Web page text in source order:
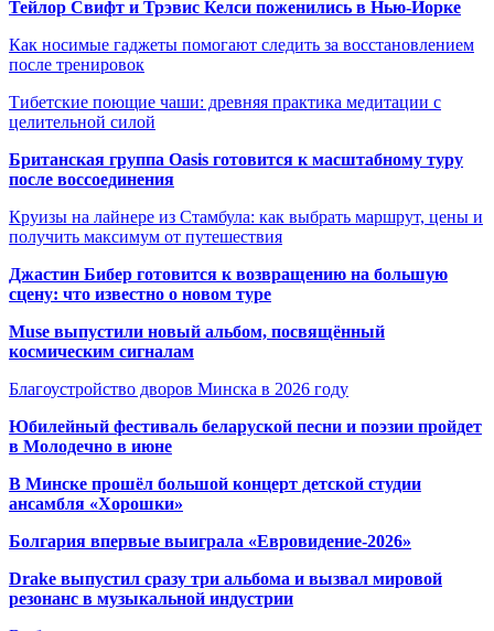
Тейлор Свифт и Трэвис Келси поженились в Нью-Йорке
Как носимые гаджеты помогают следить за восстановлением
после тренировок
Тибетские поющие чаши: древняя практика медитации с
целительной силой
Британская группа Oasis готовится к масштабному туру
после воссоединения
Круизы на лайнере из Стамбула: как выбрать маршрут, цены и
получить максимум от путешествия
Джастин Бибер готовится к возвращению на большую
сцену: что известно о новом туре
Muse выпустили новый альбом, посвящённый
космическим сигналам
Благоустройство дворов Минска в 2026 году
Юбилейный фестиваль беларуской песни и поэзии пройдет
в Молодечно в июне
В Минске прошёл большой концерт детской студии
ансамбля «Хорошки»
Болгария впервые выиграла «Евровидение-2026»
Drake выпустил сразу три альбома и вызвал мировой
резонанс в музыкальной индустрии